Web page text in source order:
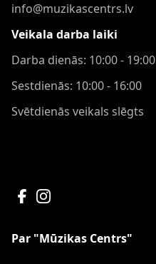
info@muzikascentrs.lv
Veikala darba laiki
Darba dienās: 10:00 - 19:00
Sestdienās: 10:00 - 16:00
Svētdienās veikals slēgts
Par "Mūzikas Centrs"